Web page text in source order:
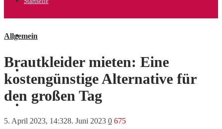
Allgemein
News
Allgemein
Brautkleider mieten: Eine
kostengünstige Alternative für
den großen Tag
5. April 2023, 14:328. Juni 2023 0 675